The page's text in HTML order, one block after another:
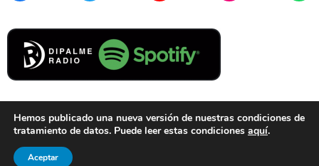
Cookies
© 2021 Diputación de Almería. Todos los derechos reservados.
Hemos publicado una nueva versión de nuestras condiciones de
tratamiento de datos. Puede leer estas condiciones aquí.
Aceptar